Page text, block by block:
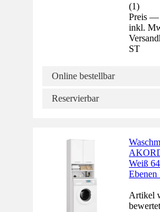
(1)
Preis —
inkl.
ST
Online bestellbar
Reservierbar
Weiß
Artikel